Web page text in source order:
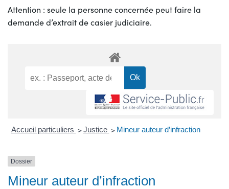
Attention : seule la personne concernée peut faire la
demande d’extrait de casier judiciaire.
Accueil particuliers > Justice > Mineur auteur d’infraction
Dossier
Mineur auteur d’infraction